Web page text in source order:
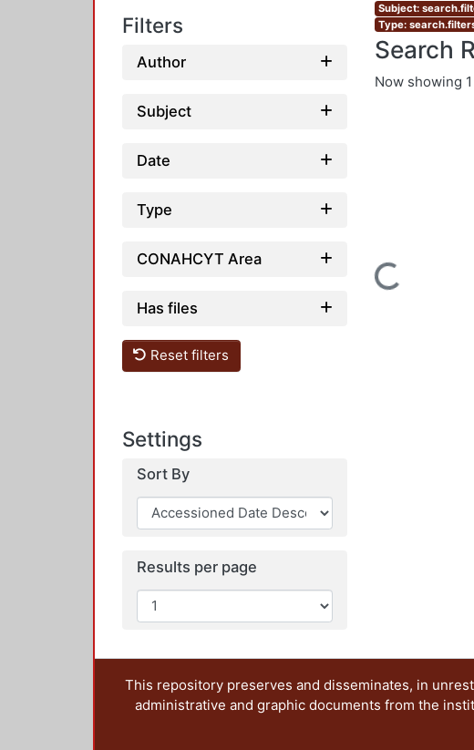
Filters
Author
Subject
Date
Type
CONAHCYT Area
Has files
Reset filters
Settings
Sort By
Results per page
Subject:
Type:
Search
Now showing
Loading...
This repository preserves and disseminates, in
administrative and graphic documents from the